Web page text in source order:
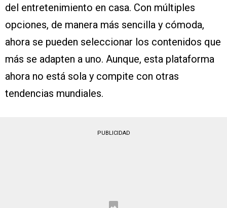
del entretenimiento en casa. Con múltiples
opciones, de manera más sencilla y cómoda,
ahora se pueden seleccionar los contenidos que
más se adapten a uno. Aunque, esta plataforma
ahora no está sola y compite con otras
tendencias mundiales.
PUBLICIDAD